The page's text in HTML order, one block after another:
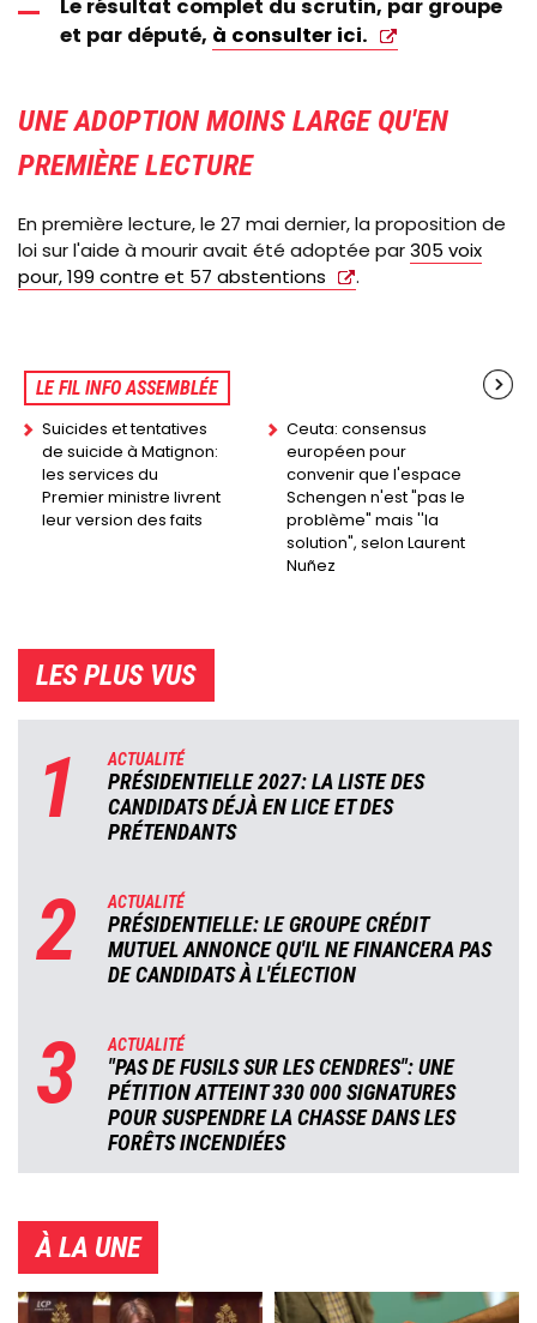
Le résultat complet du scrutin, par groupe
et par député, à consulter ici.
UNE ADOPTION MOINS LARGE QU'EN
PREMIÈRE LECTURE
En première lecture, le 27 mai dernier, la proposition de
loi sur l'aide à mourir avait été adoptée par305 voix
pour, 199 contre et 57 abstentions
.
LE FIL INFO ASSEMBLÉE
Suicides et tentatives
de suicide à Matignon:
les services du
Premier ministre livrent
leur version des faits
Ceuta: consensus
européen pour
convenir que l'espace
Schengen n'est "pas le
problème" mais ''la
solution", selon Laurent
Nuñez
LES PLUS VUS
1 ACTUALITÉ
PRÉSIDENTIELLE 2027: LA LISTE DES
CANDIDATS DÉJÀ EN LICE ET DES
PRÉTENDANTS
2 ACTUALITÉ
PRÉSIDENTIELLE: LE GROUPE CRÉDIT
MUTUEL ANNONCE QU'IL NE FINANCERA PAS
DE CANDIDATS À L'ÉLECTION
3 ACTUALITÉ
"PAS DE FUSILS SUR LES CENDRES": UNE
PÉTITION ATTEINT 330 000 SIGNATURES
POUR SUSPENDRE LA CHASSE DANS LES
FORÊTS INCENDIÉES
À LA UNE
Image Image